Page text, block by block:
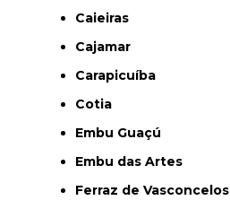
Caieiras
Cajamar
Carapicuíba
Cotia
Embu Guaçú
Embu das Artes
Ferraz de Vasconcelos